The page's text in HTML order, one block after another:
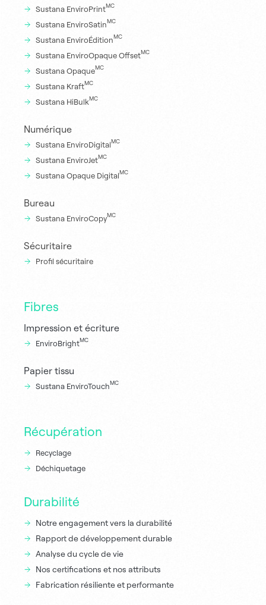
Sustana EnviroPrintMC
Sustana EnviroSatinMC
Sustana EnviroÉditionMC
Sustana EnviroOpaque OffsetMC
Sustana OpaqueMC
Sustana KraftMC
Sustana HiBulkMC
Numérique
Sustana EnviroDigitalMC
Sustana EnviroJetMC
Sustana Opaque DigitalMC
Bureau
Sustana EnviroCopyMC
Sécuritaire
Profil sécuritaire
Fibres
Impression et écriture
EnviroBrightMC
Papier tissu
Sustana EnviroTouchMC
Récupération
Recyclage
Déchiquetage
Durabilité
Notre engagement vers la durabilité
Rapport de développement durable
Analyse du cycle de vie
Nos certifications et nos attributs
Fabrication résiliente et performante